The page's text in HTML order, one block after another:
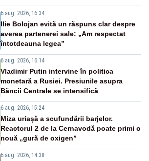
6 aug. 2026, 16:34
Ilie Bolojan evită un răspuns clar despre
averea partenerei sale: „Am respectat
întotdeauna legea”
6 aug. 2026, 16:14
Vladimir Putin intervine în politica
monetară a Rusiei. Presiunile asupra
Băncii Centrale se intensifică
6 aug. 2026, 15:24
Miza uriașă a scufundării barjelor.
Reactorul 2 de la Cernavodă poate primi o
nouă „gură de oxigen”
6 aug. 2026, 14:38